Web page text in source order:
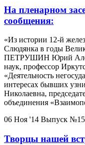
На пленарном
сообщения:
«Из истории 12-й
Слюдянка в годы
ПЕТРУШИН Юрий
наук, профессор
«Деятельность
интересах бывших
Николаевна,
объединения
06 Ноя '14 Выпуск
Творцы нашей